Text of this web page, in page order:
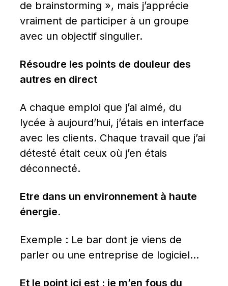
de brainstorming », mais j’apprécie
vraiment de participer à un groupe
avec un objectif singulier.
Résoudre les points de douleur des
autres en direct
A chaque emploi que j’ai aimé, du
lycée à aujourd’hui, j’étais en interface
avec les clients. Chaque travail que j’ai
détesté était ceux où j’en étais
déconnecté.
Etre dans un environnement à haute
énergie.
Exemple : Le bar dont je viens de
parler ou une entreprise de logiciel…
Et le point ici est : je m’en fous du